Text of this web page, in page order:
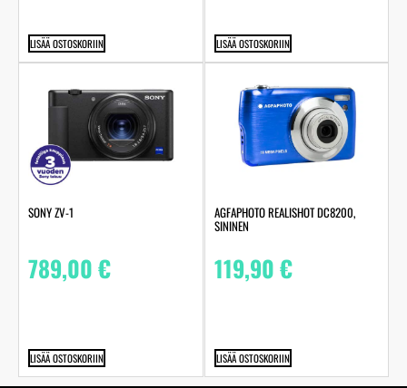
LISÄÄ OSTOSKORIIN LISÄÄ OSTOSKORIIN
SONY ZV-1
789,00€
LISÄÄ OSTOSKORIIN
AGFAPHOTO REALISHOT DC8200,
SININEN
119,90€
LISÄÄ OSTOSKORIIN